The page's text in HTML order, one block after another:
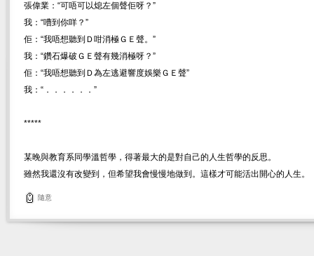
張偉業：“可唔可以熄左個聲佢呀？”
我：“嘈到你咩？”
佢：“我唔想聽到Ｄ咁消極ＧＥ聲。”
我：“鑽石爆破ＧＥ聲有幾消極呀？”
佢：“我唔想聽到Ｄ為左逃避響度娛樂ＧＥ聲”
我：“．．．．．．”
*****
某晚與教育系同學溫哲學，得著最大的是對自己的人生哲學的反思。
雖然我還沒有改變到，但希望我會慢慢地做到。這樣才可能活出開心的人生。
隨意